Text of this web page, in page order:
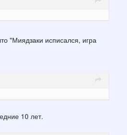
"Миядзаки исписался, игра
10 лет.